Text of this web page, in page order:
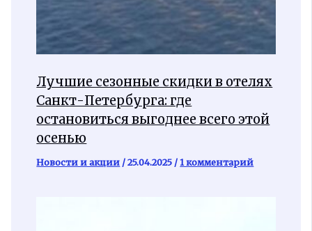
Лучшие сезонные скидки в отелях
Санкт-Петербурга: где
остановиться выгоднее всего этой
осенью
Новости и акции /25.04.2025 /1 комментарий